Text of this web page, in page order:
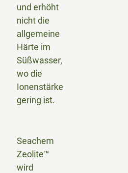
und erhöht
nicht die
allgemeine
Härte im
Süßwasser,
wo die
Ionenstärke
gering ist.
Seachem
Zeolite™
wird